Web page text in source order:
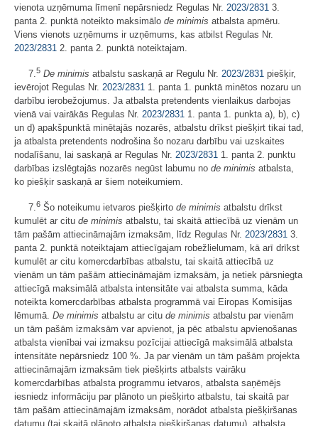
vienota uzņēmuma līmenī nepārsniedz Regulas Nr. 2023/2831 3.
panta 2. punktā noteikto maksimālo de minimis atbalsta apmēru.
Viens vienots uzņēmums ir uzņēmums, kas atbilst Regulas Nr.
2023/2831 2. panta 2. punktā noteiktajam.
7. 5 De minimis atbalstu saskaņā ar Regulu Nr. 2023/2831 piešķir,
ievērojot Regulas Nr. 2023/2831 1. panta 1. punktā minētos nozaru un
darbību ierobežojumus. Ja atbalsta pretendents vienlaikus darbojas
vienā vai vairākās Regulas Nr. 2023/2831 1. panta 1. punkta a), b), c)
un d) apakšpunktā minētajās nozarēs, atbalstu drīkst piešķirt tikai tad,
ja atbalsta pretendents nodrošina šo nozaru darbību vai uzskaites
nodalīšanu, lai saskaņā ar Regulas Nr. 2023/2831 1. panta 2. punktu
darbības izslēgtajās nozarēs negūst labumu no de minimis atbalsta,
ko piešķir saskaņā ar šiem noteikumiem.
7.6 Šo noteikumu ietvaros piešķirto de minimis atbalstu drīkst
kumulēt ar citu de minimis atbalstu, tai skaitā attiecībā uz vienām un
tām pašām attiecināmajām izmaksām, līdz Regulas Nr. 2023/2831 3.
panta 2. punktā noteiktajam attiecīgajam robežlielumam, kā arī drīkst
kumulēt ar citu komercdarbības atbalstu, tai skaitā attiecībā uz
vienām un tām pašām attiecināmajām izmaksām, ja netiek pārsniegta
attiecīgā maksimālā atbalsta intensitāte vai atbalsta summa, kāda
noteikta komercdarbības atbalsta programmā vai Eiropas Komisijas
lēmumā. De minimis atbalstu ar citu de minimis atbalstu par vienām
un tām pašām izmaksām var apvienot, ja pēc atbalstu apvienošanas
atbalsta vienībai vai izmaksu pozīcijai attiecīgā maksimālā atbalsta
intensitāte nepārsniedz 100 %. Ja par vienām un tām pašām projekta
attiecināmajām izmaksām tiek piešķirts atbalsts vairāku
komercdarbības atbalsta programmu ietvaros, atbalsta saņēmējs
iesniedz informāciju par plānoto un piešķirto atbalstu, tai skaitā par
tām pašām attiecināmajām izmaksām, norādot atbalsta piešķiršanas
datumu (tai skaitā plānoto atbalsta piešķiršanas datumu), atbalsta